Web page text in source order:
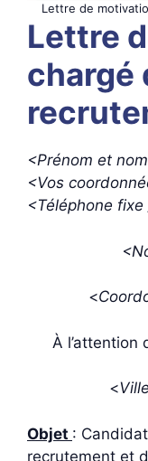
Lettre de
Lettre
chargé
<Prénom et
<Vos
<Téléphone
<
À l’attention
<Ville
Objet :
recrutement et